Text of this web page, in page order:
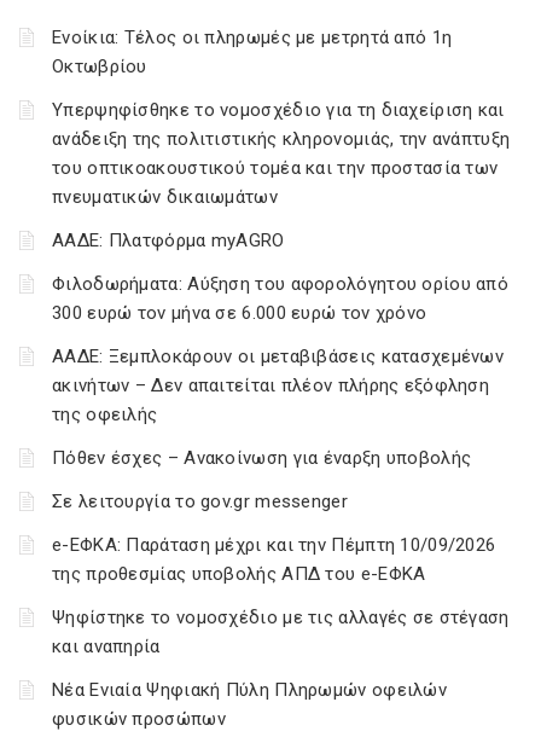
Ενοίκια: Τέλος οι πληρωμές με μετρητά από 1η
Οκτωβρίου
Υπερψηφίσθηκε το νομοσχέδιο για τη διαχείριση και
ανάδειξη της πολιτιστικής κληρονομιάς, την ανάπτυξη
του οπτικοακουστικού τομέα και την προστασία των
πνευματικών δικαιωμάτων
ΑΑΔΕ: Πλατφόρμα myAGRO
Φιλοδωρήματα: Αύξηση του αφορολόγητου ορίου από
300 ευρώ τον μήνα σε 6.000 ευρώ τον χρόνο
ΑΑΔΕ: Ξεμπλοκάρουν οι μεταβιβάσεις κατασχεμένων
ακινήτων – Δεν απαιτείται πλέον πλήρης εξόφληση
της οφειλής
Πόθεν έσχες – Ανακοίνωση για έναρξη υποβολής
Σε λειτουργία το gov.gr messenger
e-ΕΦΚΑ: Παράταση μέχρι και την Πέμπτη 10/09/2026
της προθεσμίας υποβολής ΑΠΔ του e-ΕΦΚΑ
Ψηφίστηκε το νομοσχέδιο με τις αλλαγές σε στέγαση
και αναπηρία
Νέα Ενιαία Ψηφιακή Πύλη Πληρωμών οφειλών
φυσικών προσώπων